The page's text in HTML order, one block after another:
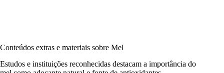
Conteúdos extras e materiais sobre Mel
Estudos e instituições reconhecidas destacam a importância do